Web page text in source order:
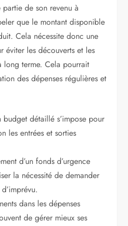
partie de son revenu à
que le montant disponible
Cela nécessite donc une
éviter les découverts et les
long terme. Cela pourrait
des dépenses régulières et
budget détaillé s’impose pour
les entrées et sorties
d’un fonds d’urgence
la nécessité de demander
dans les dépenses
de gérer mieux ses